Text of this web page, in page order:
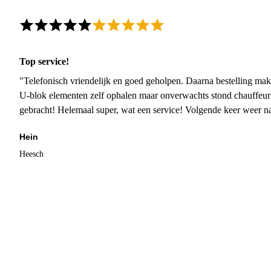
Top service!
"Telefonisch vriendelijk en goed geholpen. Daarna bestelling
U-blok elementen zelf ophalen maar onverwachts stond
gebracht! Helemaal super, wat een service! Volgende keer weer
Hein
Heesch